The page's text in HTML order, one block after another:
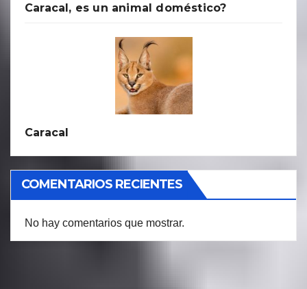
Caracal, es un animal doméstico?
Caracal
COMENTARIOS RECIENTES
No hay comentarios que mostrar.